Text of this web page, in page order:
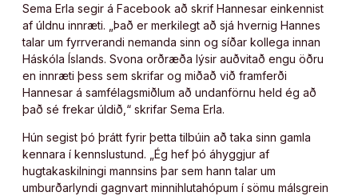
Sema Erla segir á Facebook að skrif Hannesar einkennist
af úldnu innræti. „Það er merkilegt að sjá hvernig Hannes
talar um fyrrverandi nemanda sinn og síðar kollega innan
Háskóla Íslands. Svona orðræða lýsir auðvitað engu öðru
en innræti þess sem skrifar og miðað við framferði
Hannesar á samfélagsmiðlum að undanförnu held ég að
það sé frekar úldið,“ skrifar Sema Erla.
Hún segist þó þrátt fyrir þetta tilbúin að taka sinn gamla
kennara í kennslustund. „Ég hef þó áhyggjur af
hugtakaskilningi mannsins þar sem hann talar um
umburðarlyndi gagnvart minnihlutahópum í sömu málsgrein